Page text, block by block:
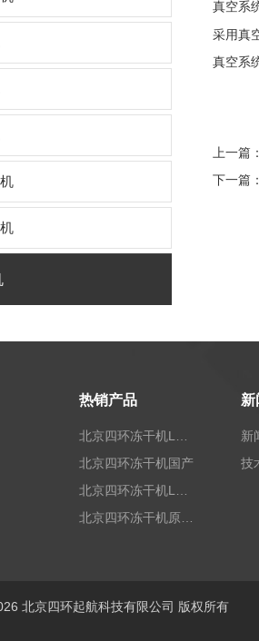
真空系
采用真
真空系
上一篇
下一篇
热销产品
北京四环冻干机国产
新
新
技
北京四环起航科技有限公司 版权所有